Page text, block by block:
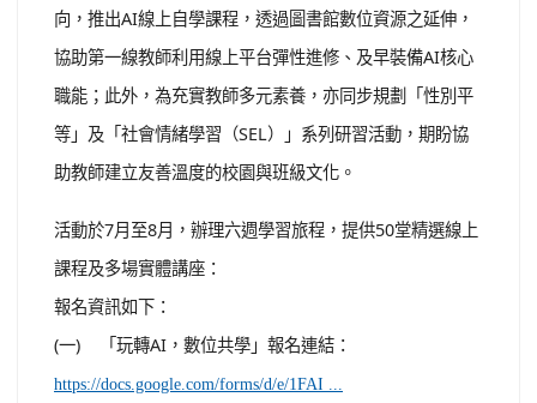
向，推出AI線上自學課程，透過圖書館數位資源之延伸，
協助第一線教師利用線上平台彈性進修、及早裝備AI核心
職能；此外，為充實教師多元素養，亦同步規劃「性別平
等」及「社會情緒學習（SEL）」系列研習活動，期盼協
助教師建立友善溫度的校園與班級文化。
活動於7月至8月，辦理六週學習旅程，提供50堂精選線上
課程及多場實體講座：
報名資訊如下：
(一) 「玩轉AI，數位共學」報名連結：
https://docs.google.com/forms/d/e/1FAI ...